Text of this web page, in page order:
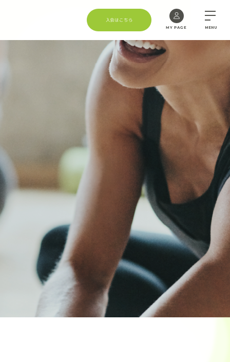
入会はこちら
MY PAGE MENU